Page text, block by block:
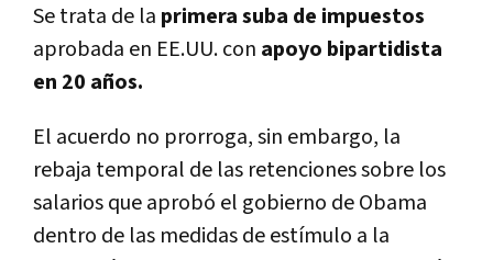
Se trata de la primera suba de impuestos
aprobada en EE.UU. con apoyo bipartidista
en 20 años.
El acuerdo no prorroga, sin embargo, la
rebaja temporal de las retenciones sobre los
salarios que aprobó el gobierno de Obama
dentro de las medidas de estímulo a la